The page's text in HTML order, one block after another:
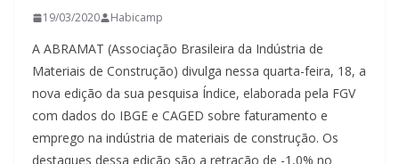
19/03/2020 Habicamp
A ABRAMAT (Associação Brasileira da Indústria de
Materiais de Construção) divulga nessa quarta-feira, 18, a
nova edição da sua pesquisa Índice, elaborada pela FGV
com dados do IBGE e CAGED sobre faturamento e
emprego na indústria de materiais de construção. Os
destaques dessa edição são a retração de -1,0% no